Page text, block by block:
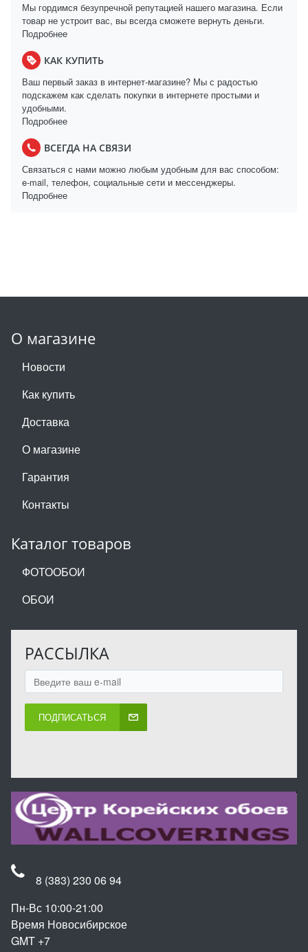
Мы гордимся безупречной репутацией нашего магазина. Если
товар не устроит вас, вы всегда сможете вернуть деньги.
Подробнее
КАК КУПИТЬ
Ваш первый заказ в интернет-магазине? Мы с радостью
подскажем как сделать покупки в интернете простыми и
удобными.
Подробнее
ВСЕГДА НА СВЯЗИ
Связаться с нами можно любым удобным для вас способом:
e-mail, телефон, социальные сети и мессенджеры.
Подробнее
О магазине
Новости
Как купить
Доставка
О магазине
Гарантия
Контакты
Каталог товаров
ФОТООБОИ
ОБОИ
РАССЫЛКА
ПОДПИСАТЬСЯ
8 (383) 230 06 94
Пн-Вс 10:00-21:00
Время Новосибирское
GMT +7